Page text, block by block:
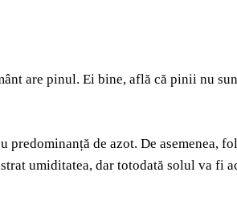
are pinul. Ei bine, află că pinii nu
de azot. De asemenea,
umiditatea, dar totodată solul va fi